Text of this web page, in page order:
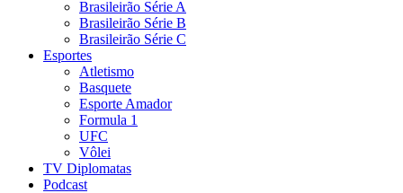
Brasileirão Série A
Brasileirão Série B
Brasileirão Série C
Esportes
Atletismo
Basquete
Esporte Amador
Formula 1
UFC
Vôlei
TV Diplomatas
Podcast